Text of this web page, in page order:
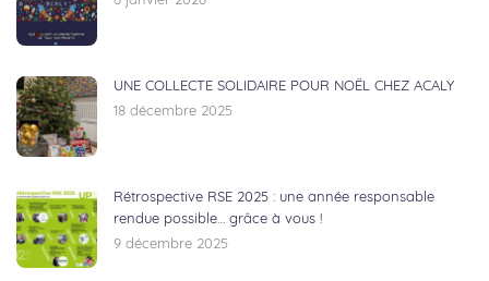
UNE COLLECTE SOLIDAIRE POUR NOËL CHEZ ACALY
18 décembre 2025
Rétrospective RSE 2025 : une année responsable
rendue possible… grâce à vous !
9 décembre 2025